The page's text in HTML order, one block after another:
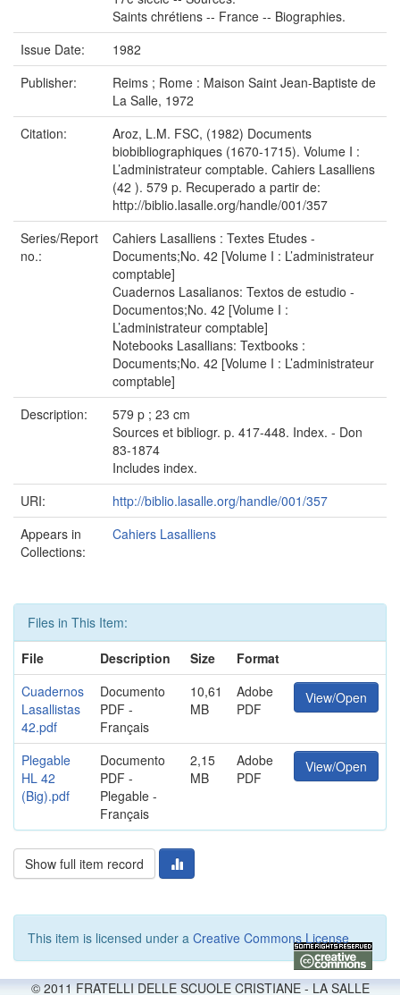
Saints chrétiens -- France -- Biographies.
Issue Date:
1982
Publisher:
Reims ; Rome : Maison Saint Jean-Baptiste de
La Salle, 1972
Citation:
Aroz, L.M. FSC, (1982) Documents
biobibliographiques (1670-1715). Volume I :
L’administrateur comptable. Cahiers Lasalliens
(42 ). 579 p. Recuperado a partir de:
http://biblio.lasalle.org/handle/001/357
Series/Report
no.:
Cahiers Lasalliens : Textes Etudes -
Documents;No. 42 [Volume I : L’administrateur
comptable]
Cuadernos Lasalianos: Textos de estudio -
Documentos;No. 42 [Volume I :
L’administrateur comptable]
Notebooks Lasallians: Textbooks :
Documents;No. 42 [Volume I : L’administrateur
comptable]
Description:
579 p ; 23 cm
Sources et bibliogr. p. 417-448. Index. - Don
83-1874
Includes index.
URI:
http://biblio.lasalle.org/handle/001/357
Appears in
Collections:
Cahiers Lasalliens
Files in This Item:
File
Description Size
Format
Cuadernos
Lasallistas
42.pdf
Documento
PDF -
Français
10,61
MB
Adobe
PDF
View/Open
Plegable
HL 42
(Big).pdf
Documento
PDF -
Plegable -
Français
2,15
MB
Adobe
PDF
View/Open
Show full item record
This item is licensed under a Creative Commons License
© 2011 FRATELLI DELLE SCUOLE CRISTIANE - LA SALLE